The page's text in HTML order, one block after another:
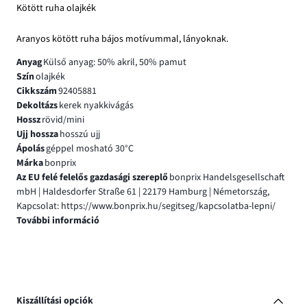
Kötött ruha olajkék
Aranyos kötött ruha bájos motívummal, lányoknak.
AnyagKülső anyag: 50% akril, 50% pamut
Színolajkék
Cikkszám92405881
Dekoltázskerek nyakkivágás
Hosszrövid/mini
Ujj hosszahosszú ujj
Ápolásgéppel mosható 30°C
Márkabonprix
Az EU felé felelős gazdasági szereplőbonprix Handelsgesellschaft
mbH | Haldesdorfer Straße 61 | 22179 Hamburg | Németország,
Kapcsolat: https://www.bonprix.hu/segitseg/kapcsolatba-lepni/
További információ
Kiszállítási opciók